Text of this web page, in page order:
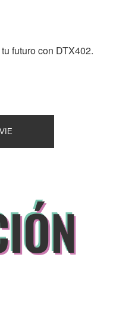
futuro con DTX402.